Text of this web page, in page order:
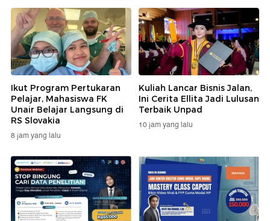
Ikut Program Pertukaran
Pelajar, Mahasiswa FK
Unair Belajar Langsung di
RS Slovakia
8 jam yang lalu
Kuliah Lancar Bisnis Jalan,
Ini Cerita Ellita Jadi Lulusan
Terbaik Unpad
10 jam yang lalu